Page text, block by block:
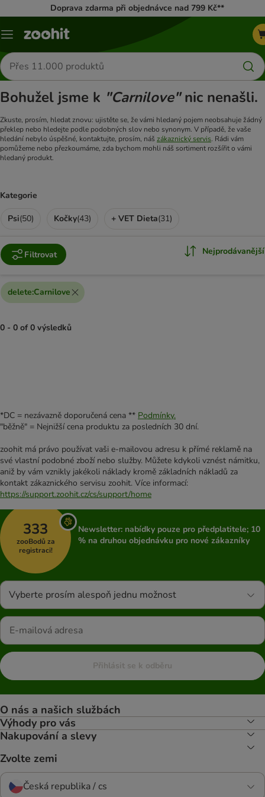
Doprava zdarma při objednávce nad 799 Kč**
Menu
Hledat
produkty
Bohužel jsme k "Carnilove"nic nenašli.
Zkuste, prosím, hledat znovu: ujistěte se, že vámi hledaný pojem neobsahuje žádný
překlep nebo hledejte podle podobných slov nebo synonym. V případě, že vaše
hledání nebylo úspěšné, kontaktujte, prosím, náš zákaznický servis. Rádi vám
pomůžeme nebo přezkoumáme, zda bychom mohli náš sortiment rozšířit o vámi
hledaný produkt.
Kategorie
Psi(50) Kočky(43) + VET Dieta(31)
Filtrovat Nejprodávanější
delete:Carnilove
0 - 0 of 0 výsledků
*DC = nezávazně doporučená cena ** Podmínky.
"běžně" = Nejnižší cena produktu za posledních 30 dní.
zoohit má právo používat vaši e-mailovou adresu k přímé reklamě na
své vlastní podobné zboží nebo služby. Můžete kdykoli vznést námitku,
aniž by vám vznikly jakékoli náklady kromě základních nákladů za
kontakt zákaznického servisu zoohit. Více informací:
https://support.zoohit.cz/cs/support/home
333
zooBodů za
registraci!
Newsletter: nabídky pouze pro předplatitele; 10
% na druhou objednávku pro nové zákazníky
Vyberte prosím alespoň jednu možnost
Přihlásit se k odběru
O nás a našich službách
Výhody pro vás
Nakupování a slevy
Zvolte zemi
Česká republika / cs